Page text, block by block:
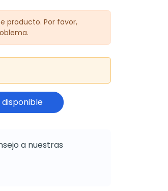
producto. Por favor,
a nuestras